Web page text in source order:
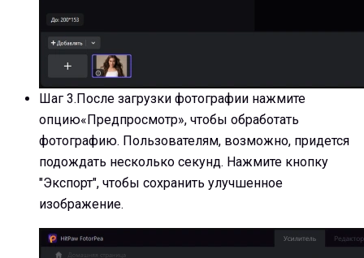
Шаг 3.После загрузки фотографии нажмите
опцию«Предпросмотр», чтобы обработать
фотографию. Пользователям, возможно, придется
подождать несколько секунд. Нажмите кнопку
"Экспорт", чтобы сохранить улучшенное
изображение.